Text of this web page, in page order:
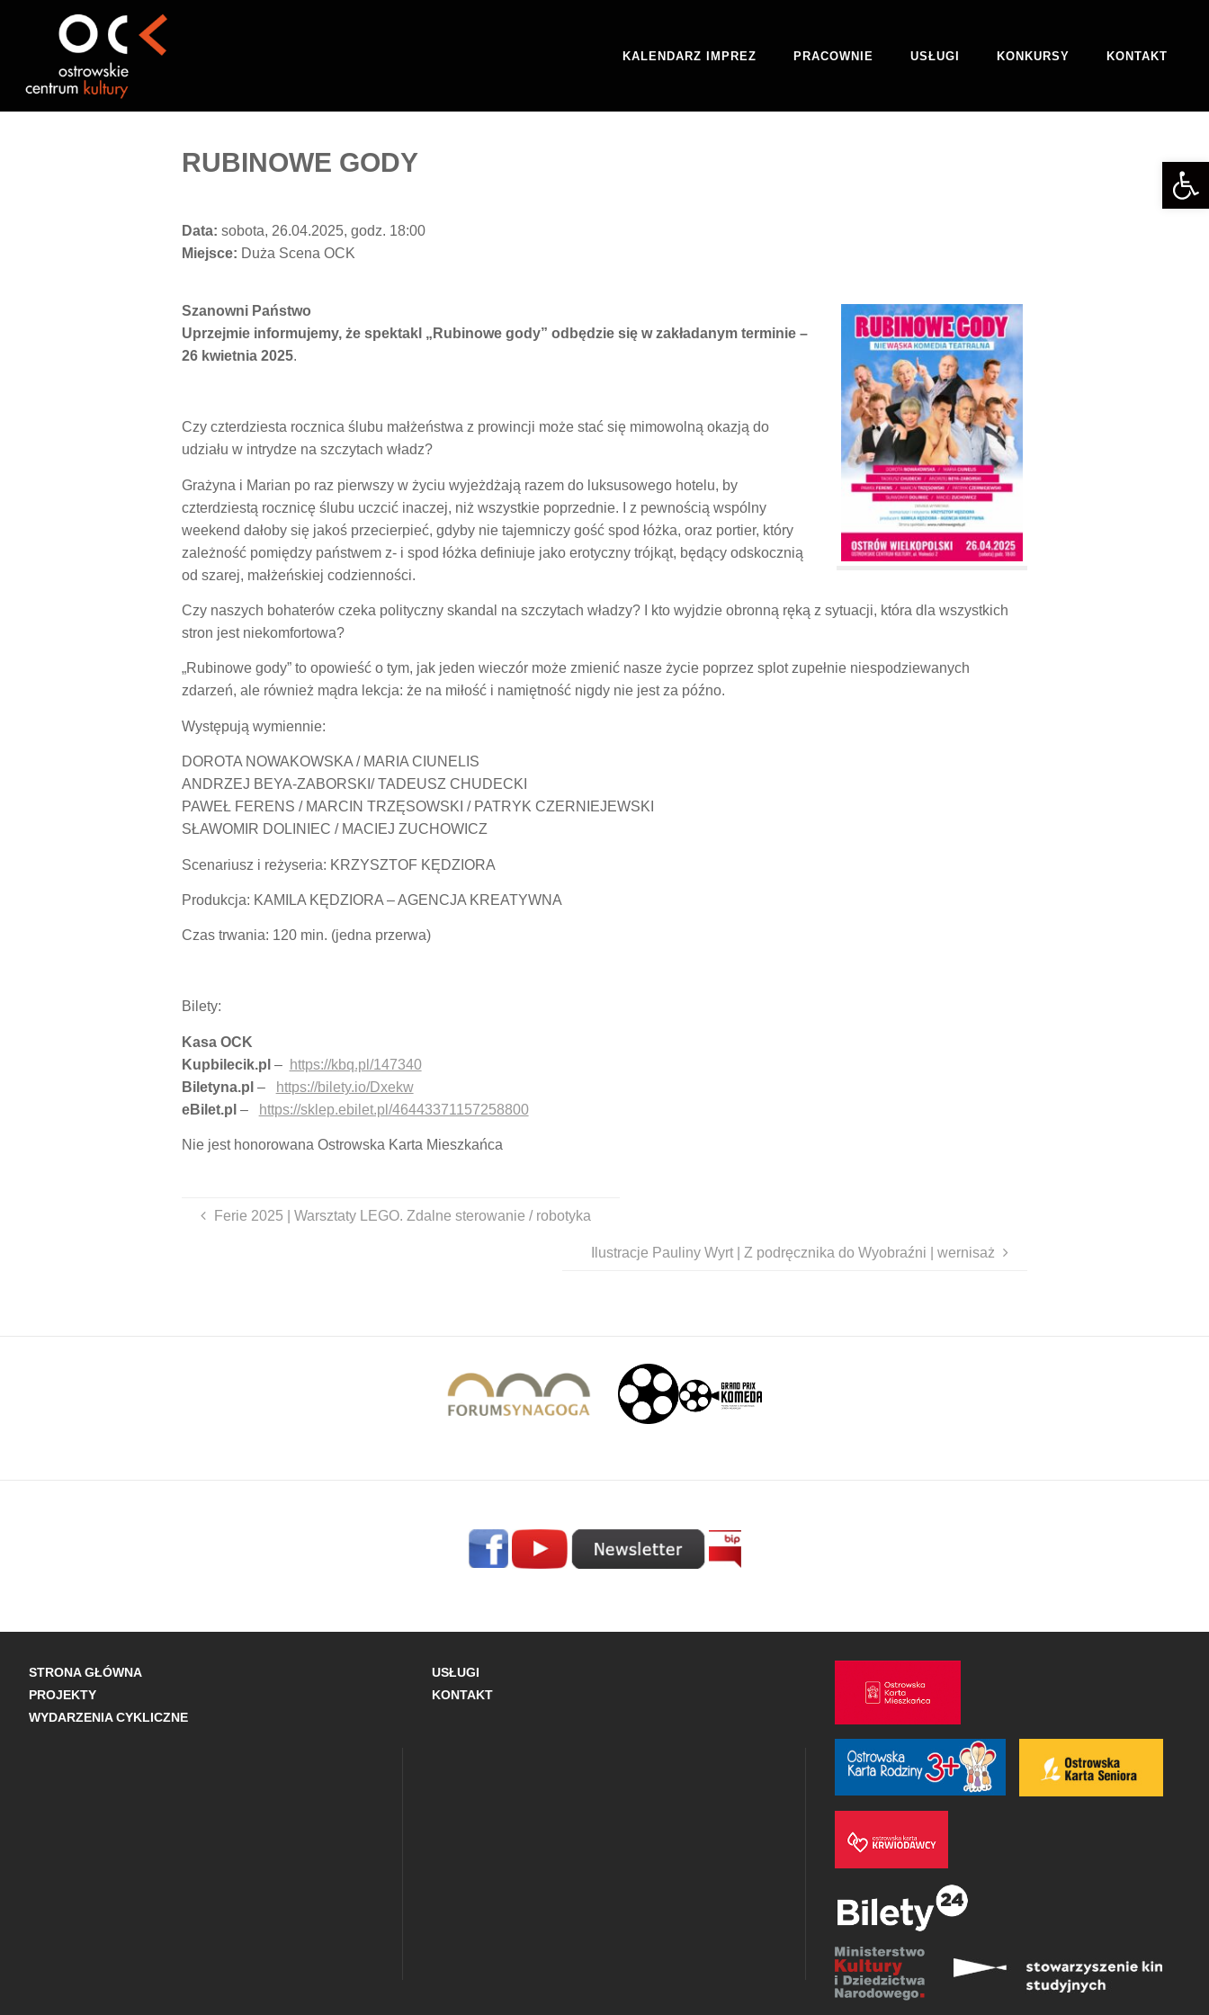
KALENDARZ IMPREZ PRACOWNIE USŁUGI KONKURSY KONTAKT
RUBINOWE GODY
Data: sobota, 26.04.2025, godz. 18:00
Miejsce: Duża Scena OCK
Szanowni Państwo
Uprzejmie informujemy, że spektakl „Rubinowe gody” odbędzie się w zakładanym terminie –
26 kwietnia 2025.
Czy czterdziesta rocznica ślubu małżeństwa z prowincji może stać się mimowolną okazją do
udziału w intrydze na szczytach władz?
Grażyna i Marian po raz pierwszy w życiu wyjeżdżają razem do luksusowego hotelu, by
czterdziestą rocznicę ślubu uczcić inaczej, niż wszystkie poprzednie. I z pewnością wspólny
weekend dałoby się jakoś przecierpieć, gdyby nie tajemniczy gość spod łóżka, oraz portier, który
zależność pomiędzy państwem z- i spod łóżka definiuje jako erotyczny trójkąt, będący odskocznią
od szarej, małżeńskiej codzienności.
Czy naszych bohaterów czeka polityczny skandal na szczytach władzy? I kto wyjdzie obronną ręką z sytuacji, która dla wszystkich
stron jest niekomfortowa?
„Rubinowe gody” to opowieść o tym, jak jeden wieczór może zmienić nasze życie poprzez splot zupełnie niespodziewanych
zdarzeń, ale również mądra lekcja: że na miłość i namiętność nigdy nie jest za późno.
Występują wymiennie:
DOROTA NOWAKOWSKA / MARIA CIUNELIS
ANDRZEJ BEYA-ZABORSKI/ TADEUSZ CHUDECKI
PAWEŁ FERENS / MARCIN TRZĘSOWSKI / PATRYK CZERNIEJEWSKI
SŁAWOMIR DOLINIEC / MACIEJ ZUCHOWICZ
Scenariusz i reżyseria: KRZYSZTOF KĘDZIORA
Produkcja: KAMILA KĘDZIORA – AGENCJA KREATYWNA
Czas trwania: 120 min. (jedna przerwa)
Bilety:
Kasa OCK
Kupbilecik.pl – https://kbq.pl/147340
Biletyna.pl –
https://bilety.io/Dxekw
eBilet.pl – https://sklep.ebilet.pl/46443371157258800
Nie jest honorowana Ostrowska Karta Mieszkańca
Ferie 2025 | Warsztaty LEGO. Zdalne sterowanie / robotyka
Ilustracje Pauliny Wyrt | Z podręcznika do Wyobraźni | wernisaż
STRONA GŁÓWNA
PROJEKTY
WYDARZENIA CYKLICZNE
USŁUGI
KONTAKT